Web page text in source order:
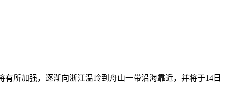
所加强，逐渐向浙江温岭到舟山一带沿海靠近，并将于14日